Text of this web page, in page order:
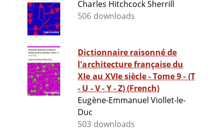
Charles Hitchcock Sherrill
506 downloads
Dictionnaire raisonné de
l'architecture française du
XIe au XVIe siècle - Tome 9 - (T
- U - V - Y - Z) (French)
Eugène-Emmanuel Viollet-le-
Duc
503 downloads